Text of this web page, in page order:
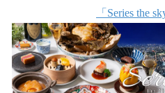
「Series the